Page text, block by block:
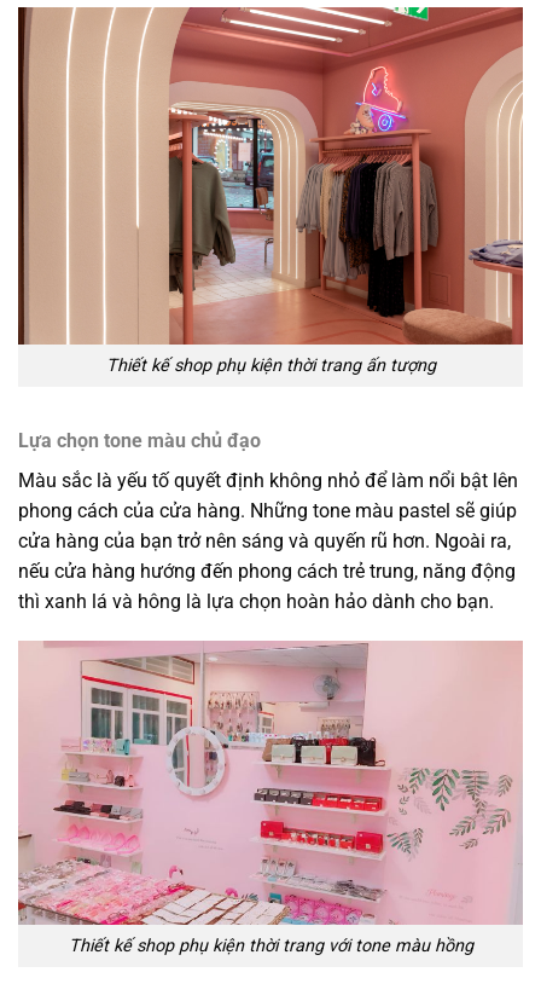
Thiết kế shop phụ kiện thời trang ấn tượng
Lựa chọn tone màu chủ đạo
Màu sắc là yếu tố quyết định không nhỏ để làm nổi bật lên
phong cách của cửa hàng. Những tone màu pastel sẽ giúp
cửa hàng của bạn trở nên sáng và quyến rũ hơn. Ngoài ra,
nếu cửa hàng hướng đến phong cách trẻ trung, năng động
thì xanh lá và hông là lựa chọn hoàn hảo dành cho bạn.
Thiết kế shop phụ kiện thời trang với tone màu hồng